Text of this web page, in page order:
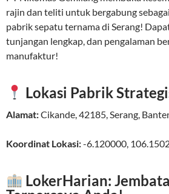
rajin dan teliti untuk bergabung
pabrik sepatu ternama di Serang!
tunjangan lengkap, dan pengalaman
manufaktur!
Lokasi Pabrik
Alamat:Cikande 42185 Serang
Koordinat Lokasi:-6.120000
LokerHarian: